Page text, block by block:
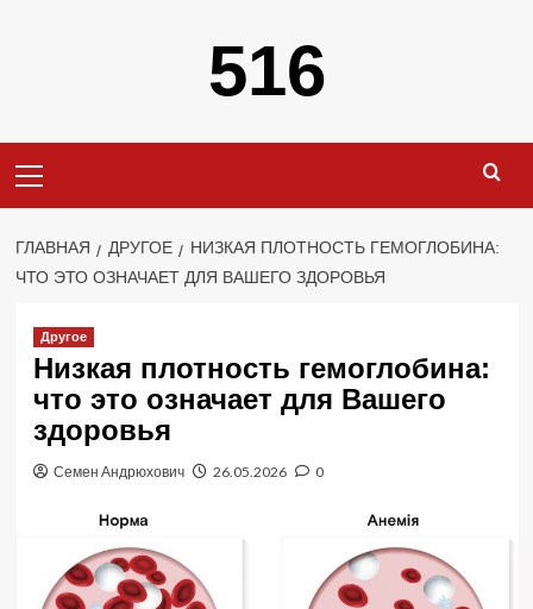
516
меню
ГЛАВНАЯ ДРУГОЕ
НИЗКАЯ ПЛОТНОСТЬ ГЕМОГЛОБИНА:
ЧТО ЭТО ОЗНАЧАЕТ ДЛЯ ВАШЕГО ЗДОРОВЬЯ
Другое
Низкая плотность гемоглобина:
что это означает для Вашего
здоровья
Семен Андрюхович 26.05.2026 0